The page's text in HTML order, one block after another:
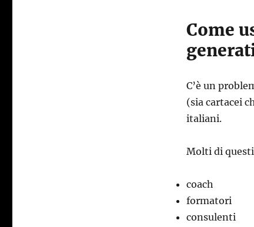
Come
C’è un
(sia cartacei
italiani.
Molti di
coach
formatori
consulenti